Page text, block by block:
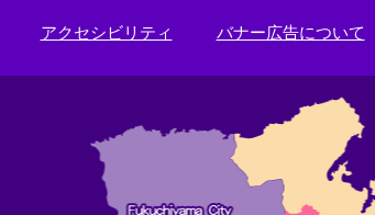
アクセシビリティ バナー広告について